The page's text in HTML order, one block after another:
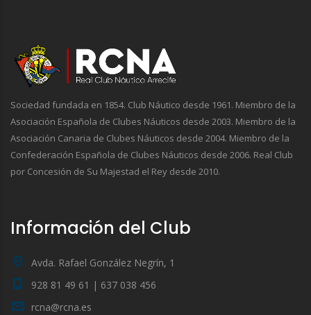
Sociedad fundada en 1854. Club Náutico desde 1961. Miembro de la
Asociación Española de Clubes Náuticos desde 2003. Miembro de la
Asociación Canaria de Clubes Náuticos desde 2004. Miembro de la
Confederación Española de Clubes Náuticos desde 2006. Real Club
por Concesión de Su Majestad el Rey desde 2010.
Información del Club
Avda. Rafael González Negrín, 1
928 81 49 61 | 637 038 456
rcna@rcna.es